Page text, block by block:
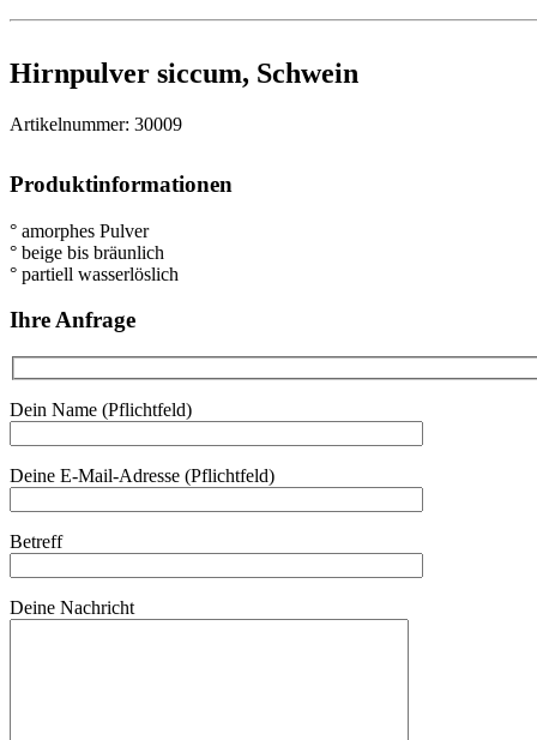
Hirnpulver siccum, Schwein
Artikelnummer: 30009
Produktinformationen
° amorphes Pulver
° beige bis bräunlich
° partiell wasserlöslich
Ihre Anfrage
Dein Name (Pflichtfeld)
Deine E-Mail-Adresse (Pflichtfeld)
Betreff
Deine Nachricht